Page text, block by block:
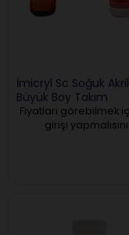
İmicryl Sc Soğuk
Büyük Boy Takım
Fiyatları görebilmek
girişi